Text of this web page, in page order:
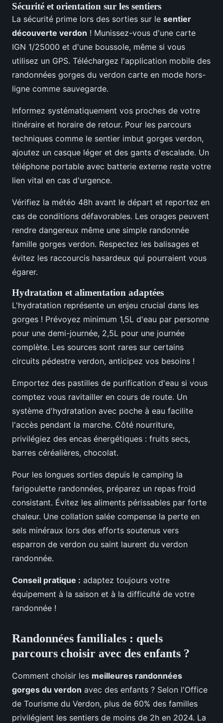
Sécurité et orientation sur les sentiers
La sécurité prime lors des sorties sur le sentier
découverte verdon ! Munissez-vous d'une carte
IGN 1/25000 et d'une boussole, même si vous
utilisez un GPS. Téléchargez l'application mobile des
randonnées gorges du verdon carte en mode hors-
ligne comme sauvegarde.
Informez systématiquement vos proches de votre
itinéraire et horaire de retour. Pour les parcours
techniques comme le sentier imbut gorges verdon,
ajoutez un casque léger et des gants d'escalade. Un
téléphone portable avec batterie externe reste votre
lien vital en cas d'urgence.
Vérifiez la météo 48h avant le départ et reportez en
cas de conditions défavorables. Les orages peuvent
rendre dangereux même une simple randonnée
famille gorges verdon. Respectez les balisages et
évitez les raccourcis hasardeux qui pourraient vous
égarer.
Hydratation et alimentation adaptées
L'hydratation représente un enjeu crucial dans les
gorges ! Prévoyez minimum 1,5L d'eau par personne
pour une demi-journée, 2,5L pour une journée
complète. Les sources sont rares sur certains
circuits pédestre verdon, anticipez vos besoins !
Emportez des pastilles de purification d'eau si vous
comptez vous ravitailler en cours de route. Un
système d'hydratation avec poche à eau facilite
l'accès pendant la marche. Côté nourriture,
privilégiez des encas énergétiques : fruits secs,
barres céréalières, chocolat.
Pour les longues sorties depuis le camping la
farigoulette randonnées, préparez un repas froid
consistant. Évitez les aliments périssables par forte
chaleur. Une collation salée compense la perte en
sels minéraux lors des efforts soutenus vers
esparron de verdon ou saint laurent du verdon
randonnée.
Conseil pratique : adaptez toujours votre
équipement à la saison et à la difficulté de votre
randonnée !
Randonnées familiales : quels
parcours choisir avec des enfants ?
Comment choisir les meilleures randonnées
gorges du verdon avec des enfants ? Selon l'Office
de Tourisme du Verdon, plus de 60% des familles
privilégient les sentiers de moins de 2h en 2024. La